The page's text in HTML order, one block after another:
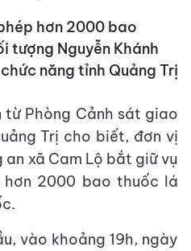
hơn 2000 bao
tượng Nguyễn Khánh
năng tỉnh Quảng Trị
Phòng Cảnh sát giao
Trị cho biết, đơn vị
xã Cam Lộ bắt giữ vụ
hơn 2000 bao thuốc lá
vào khoảng 19h, ngày